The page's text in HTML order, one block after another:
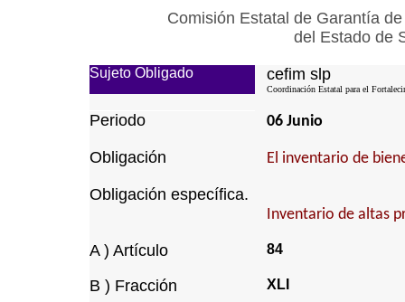
Comisión Estatal de Garantía
del Estado de
Sujeto Obligado cefim slp
Coordinación Estatal para el
Periodo 06 Junio
Obligación El inventario de
Obligación específica.
Inventario de altas
A ) Artículo 84
B ) Fracción XLI